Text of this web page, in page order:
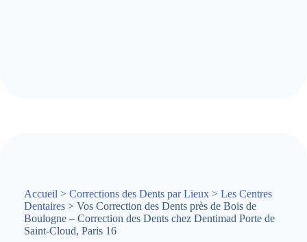
Accueil > Corrections des Dents par Lieux > Les Centres
Dentaires > Vos Correction des Dents près de Bois de
Boulogne – Correction des Dents chez Dentimad Porte de
Saint-Cloud, Paris 16